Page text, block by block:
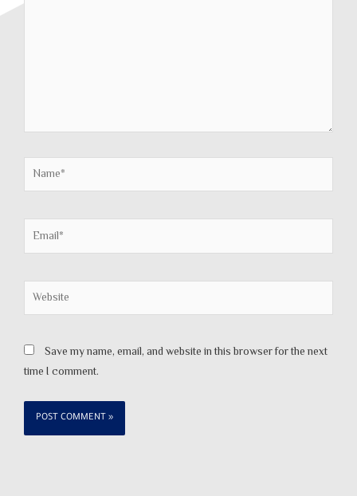
Name*
Email*
Website
Save my name, email, and website in this browser for the next
time I comment.